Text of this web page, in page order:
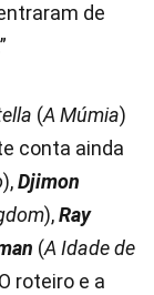
de
(A Múmia)
conta ainda
),Djimon
),Ray
(A Idade de
roteiro e a